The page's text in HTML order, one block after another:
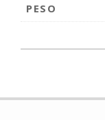
PESO